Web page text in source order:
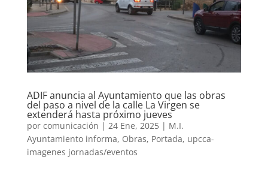
ADIF anuncia al Ayuntamiento que las obras
del paso a nivel de la calle La Virgen se
extenderá hasta próximo jueves
por comunicación | 24 Ene, 2025| M.I.
Ayuntamiento informa, Obras, Portada, upcca-
imagenes jornadas/eventos